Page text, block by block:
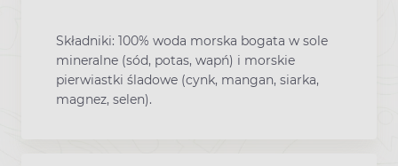
Składniki: 100% woda morska bogata w sole
mineralne (sód, potas, wapń) i morskie
pierwiastki śladowe (cynk, mangan, siarka,
magnez, selen).